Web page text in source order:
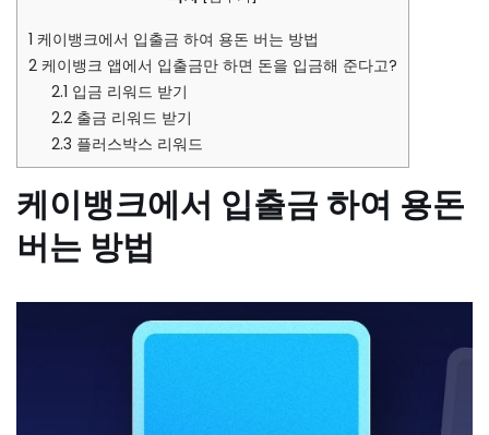
1 케이뱅크에서 입출금 하여 용돈 버는 방법
2 케이뱅크 앱에서 입출금만 하면 돈을 입금해 준다고?
2.1 입금 리워드 받기
2.2 출금 리워드 받기
2.3 플러스박스 리워드
케이뱅크에서 입출금 하여 용돈
버는 방법